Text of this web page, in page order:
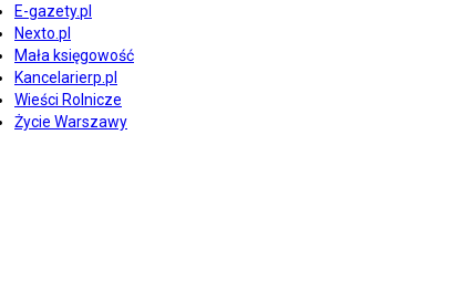
E-gazety.pl
Nexto.pl
Mała księgowość
Kancelarierp.pl
Wieści Rolnicze
Życie Warszawy